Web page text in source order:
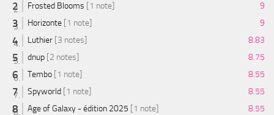
Frosted Blooms [1 note]
9
Horizonte [1 note]
9
Luthier [3 notes]
8.83
dnup [2 notes]
8.75
Tembo [1 note]
8.55
Spyworld [1 note]
8.55
Age of Galaxy - édition 2025 [1 note]
8.55